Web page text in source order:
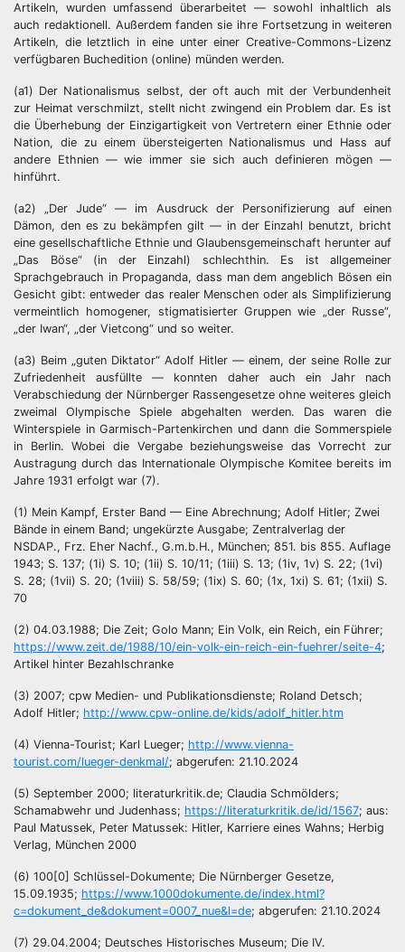
Artikeln, wurden umfassend überarbeitet — sowohl inhaltlich als
auch redaktionell. Außerdem fanden sie ihre Fortsetzung in weiteren
Artikeln, die letztlich in eine unter einer Creative-Commons-Lizenz
verfügbaren Buchedition (online) münden werden.
(a1) Der Nationalismus selbst, der oft auch mit der Verbundenheit
zur Heimat verschmilzt, stellt nicht zwingend ein Problem dar. Es ist
die Überhebung der Einzigartigkeit von Vertretern einer Ethnie oder
Nation, die zu einem übersteigerten Nationalismus und Hass auf
andere Ethnien — wie immer sie sich auch definieren mögen —
hinführt.
(a2) „Der Jude“ — im Ausdruck der Personifizierung auf einen
Dämon, den es zu bekämpfen gilt — in der Einzahl benutzt, bricht
eine gesellschaftliche Ethnie und Glaubensgemeinschaft herunter auf
„Das Böse“ (in der Einzahl) schlechthin. Es ist allgemeiner
Sprachgebrauch in Propaganda, dass man dem angeblich Bösen ein
Gesicht gibt: entweder das realer Menschen oder als Simplifizierung
vermeintlich homogener, stigmatisierter Gruppen wie „der Russe“,
„der Iwan“, „der Vietcong“ und so weiter.
(a3) Beim „guten Diktator“ Adolf Hitler — einem, der seine Rolle zur
Zufriedenheit ausfüllte — konnten daher auch ein Jahr nach
Verabschiedung der Nürnberger Rassengesetze ohne weiteres gleich
zweimal Olympische Spiele abgehalten werden. Das waren die
Winterspiele in Garmisch-Partenkirchen und dann die Sommerspiele
in Berlin. Wobei die Vergabe beziehungsweise das Vorrecht zur
Austragung durch das Internationale Olympische Komitee bereits im
Jahre 1931 erfolgt war (7).
(1) Mein Kampf, Erster Band — Eine Abrechnung; Adolf Hitler; Zwei
Bände in einem Band; ungekürzte Ausgabe; Zentralverlag der
NSDAP., Frz. Eher Nachf., G.m.b.H., München; 851. bis 855. Auflage
1943; S. 137; (1i) S. 10; (1ii) S. 10/11; (1iii) S. 13; (1iv, 1v) S. 22; (1vi)
S. 28; (1vii) S. 20; (1viii) S. 58/59; (1ix) S. 60; (1x, 1xi) S. 61; (1xii) S.
70
(2) 04.03.1988; Die Zeit; Golo Mann; Ein Volk, ein Reich, ein Führer;
https://www.zeit.de/1988/10/ein-volk-ein-reich-ein-fuehrer/seite-4;
Artikel hinter Bezahlschranke
(3) 2007; cpw Medien- und Publikationsdienste; Roland Detsch;
Adolf Hitler; http://www.cpw-online.de/kids/adolf_hitler.htm
(4) Vienna-Tourist; Karl Lueger; http://www.vienna-
tourist.com/lueger-denkmal/; abgerufen: 21.10.2024
(5) September 2000; literaturkritik.de; Claudia Schmölders;
Schamabwehr und Judenhass; https://literaturkritik.de/id/1567; aus:
Paul Matussek, Peter Matussek: Hitler, Karriere eines Wahns; Herbig
Verlag, München 2000
(6) 100[0] Schlüssel-Dokumente; Die Nürnberger Gesetze,
15.09.1935; https://www.1000dokumente.de/index.html?
c=dokument_de&dokument=0007_nue&l=de; abgerufen: 21.10.2024
(7) 29.04.2004; Deutsches Historisches Museum; Die IV.